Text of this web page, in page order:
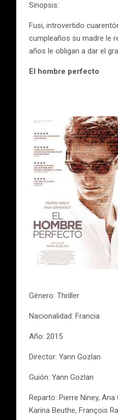
Sinopsis:
Fusi, introvertido
cumpleaños su madre le
años le obligan a dar el
El hombre perfecto
Género: Thriller
Nacionalidad: Francia
Año: 2015
Director: Yann Gozlan
Guión: Yann Gozlan
Reparto: Pierre Niney,
Karina Beuthe, François